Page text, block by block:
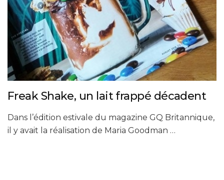
Freak Shake, un lait frappé décadent
Dans l’édition estivale du magazine GQ Britannique,
il y avait la réalisation de Maria Goodman …